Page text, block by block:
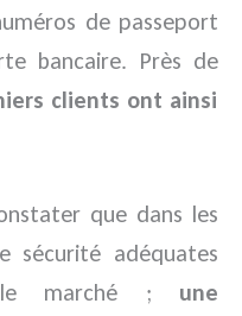
de passeport
bancaire. Près de
clients ont ainsi
que dans les
sécurité adéquates
le marché ; une